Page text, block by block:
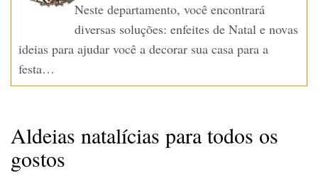
Neste departamento, você encontrará
diversas soluções: enfeites de Natal e novas
ideias para ajudar você a decorar sua casa para a
festa…
Aldeias natalícias para todos os
gostos